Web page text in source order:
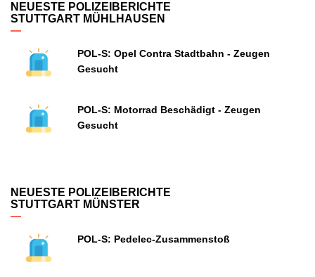
NEUESTE POLIZEIBERICHTE
STUTTGART MÜHLHAUSEN
POL-S: Opel Contra Stadtbahn - Zeugen
Gesucht
POL-S: Motorrad Beschädigt - Zeugen
Gesucht
NEUESTE POLIZEIBERICHTE
STUTTGART MÜNSTER
POL-S: Pedelec-Zusammenstoß